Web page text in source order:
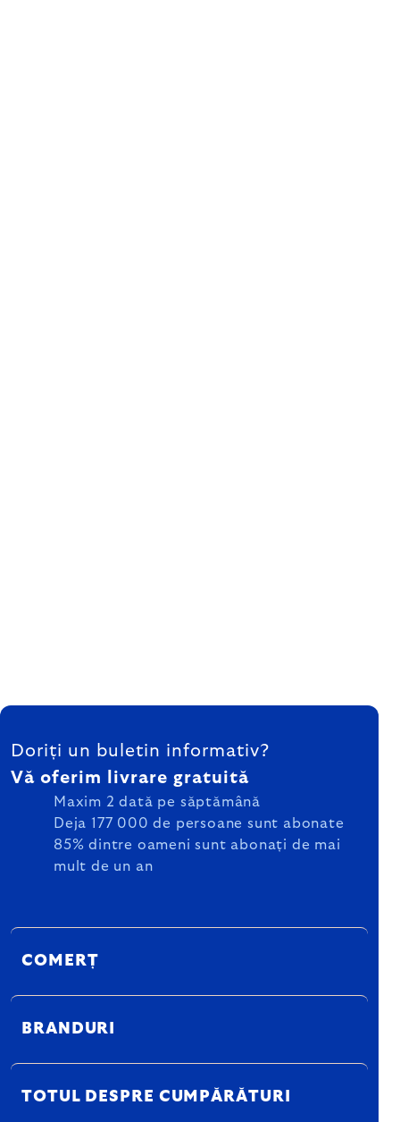
SUBSOL
Doriți un buletin informativ?
Vă oferim livrare gratuită
Maxim 2 dată pe săptămână
Deja 177 000 de persoane sunt abonate
85% dintre oameni sunt abonați de mai
mult de un an
COMERȚ
BRANDURI
TOTUL DESPRE CUMPĂRĂTURI